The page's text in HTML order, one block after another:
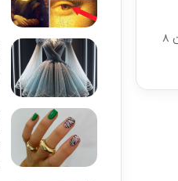
آموزشگاه زبان ملل تنها مرکز آموزش تمامی زبان ها در ایران است که هم اکنون ۸